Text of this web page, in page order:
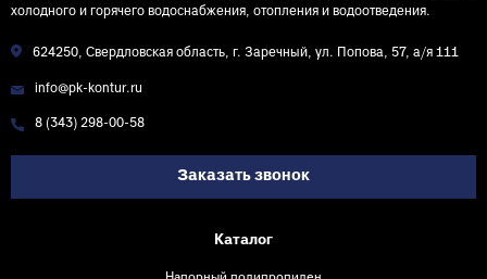
холодного и горячего водоснабжения, отопления и водоотведения.
624250, Свердловская область, г. Заречный, ул. Попова, 57, а/я 111
info@pk-kontur.ru
8 (343) 298-00-58
Заказать звонок
Каталог